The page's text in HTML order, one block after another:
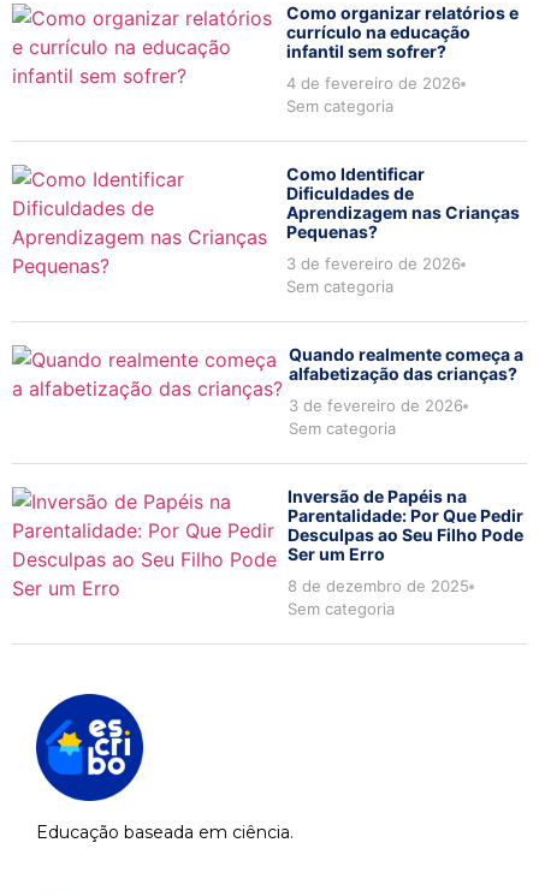
Como organizar relatórios e
currículo na educação
infantil sem sofrer?
4 de fevereiro de 2026
Sem categoria
Como Identificar
Dificuldades de
Aprendizagem nas Crianças
Pequenas?
3 de fevereiro de 2026
Sem categoria
Quando realmente começa a
alfabetização das crianças?
3 de fevereiro de 2026
Sem categoria
Inversão de Papéis na
Parentalidade: Por Que Pedir
Desculpas ao Seu Filho Pode
Ser um Erro
8 de dezembro de 2025
Sem categoria
Educação baseada em ciência.